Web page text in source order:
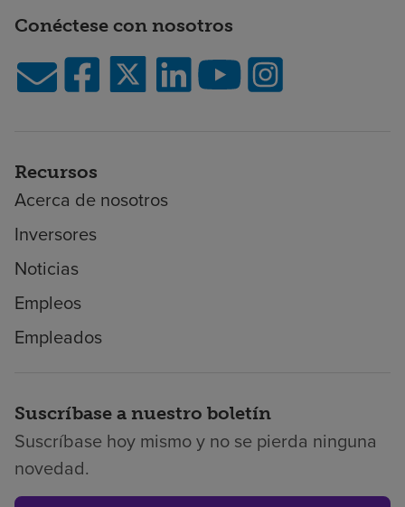
Conéctese con nosotros
Recursos
Acerca de nosotros
Inversores
Noticias
Empleos
Empleados
Suscríbase a nuestro boletín
Suscríbase hoy mismo y no se pierda ninguna
novedad.